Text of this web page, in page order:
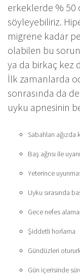
erkeklerde % 50
söyleyebiliriz.
migrene kadar
olabilen bu
ya da birkaç kez
İlk zamanlarda
sonrasında da
uyku apnesinin
Sabahları
Baş ağrısı ile
Yeterince
Uyku sırasında
Gece nefes
Şiddetli horlama
Gündüzleri
Gün içerisinde